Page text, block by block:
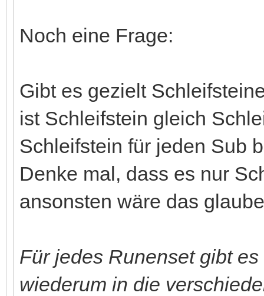
Noch eine Frage:
Gibt es gezielt
ist Schleifstein gleich
Schleifstein für jeden Sub
Denke mal, dass es nur
ansonsten wäre das
Für jedes Runenset gibt
wiederum in die